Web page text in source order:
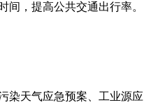
间，提高公共交通出行率。
染天气应急预案、工业源应